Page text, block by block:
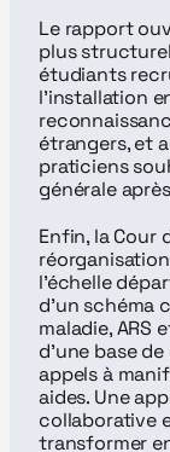
Le rapport
plus
étudiants
l’installation
étrangers, et
praticiens
générale
Enfin, la Cour
l’échelle
d’un schéma
maladie,
d’une base
appels à
aides. Une
collaborative
transformer